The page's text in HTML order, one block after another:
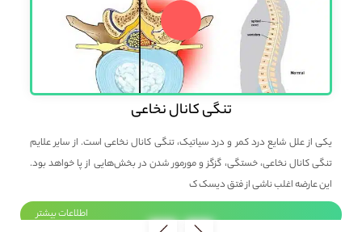
تنگی کانال نخاعی
یکی از علل شایع درد کمر و درد سیاتیک، تنگی کانال نخاعی است. از سایر علایم
تنگی کانال نخاعی، خستگی، گزگز و مورمور شدن در بخش‌هایی از پا خواهد بود.
این عارضه اغلب ناشی از فتق دیسک ک
اطلاعات بیشتر